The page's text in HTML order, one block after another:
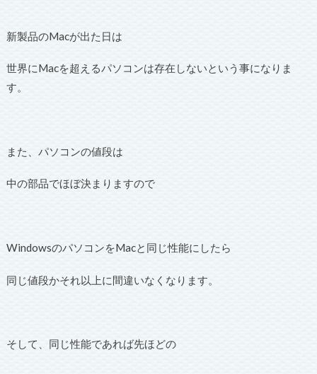
新製品のMacが出た日は
世界にMacを超えるパソコンは存在しないという事になりま
す。
また、パソコンの値段は
中の部品でほぼ決まりますので
WindowsのパソコンをMacと同じ性能にしたら
同じ値段かそれ以上に間違いなくなります。
そして、同じ性能であれば先ほどの